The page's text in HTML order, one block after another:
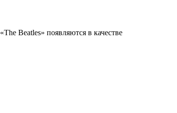
Beatles» появляются в качестве